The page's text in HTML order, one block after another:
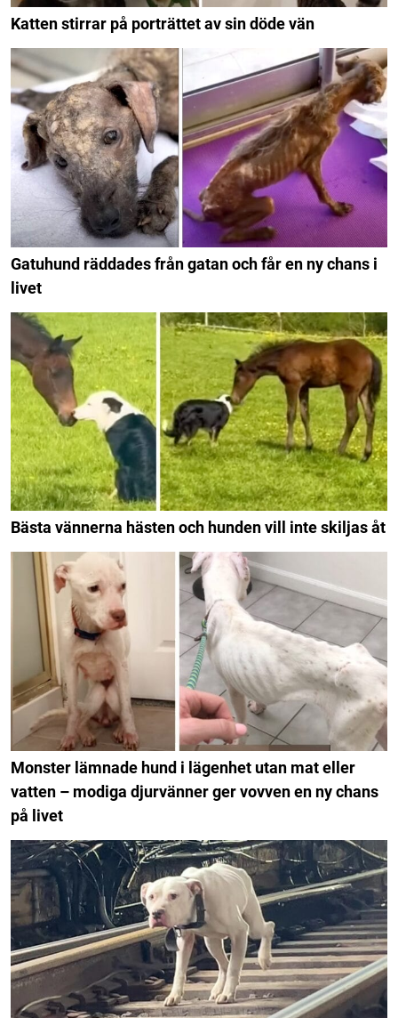
Katten stirrar på porträttet av sin döde vän
Gatuhund räddades från gatan och får en ny chans i
livet
Bästa vännerna hästen och hunden vill inte skiljas åt
Monster lämnade hund i lägenhet utan mat eller
vatten – modiga djurvänner ger vovven en ny chans
på livet